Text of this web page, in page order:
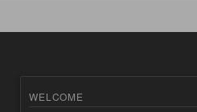
WELCOME